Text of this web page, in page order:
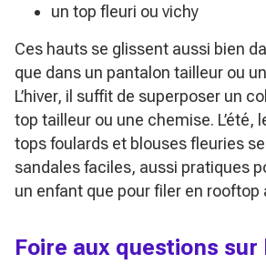
un top fleuri ou vichy
Ces hauts se glissent aussi bien
que dans un pantalon tailleur ou
L’hiver, il suffit de superposer un
top tailleur ou une chemise. L’été,
tops foulards et blouses fleuries
sandales faciles, aussi pratiques
un enfant que pour filer en rooftop
Foire aux questions sur